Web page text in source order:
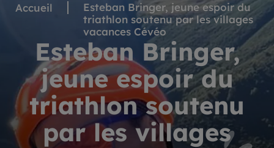
Accueil
Esteban Bringer, jeune espoir du
triathlon soutenu par les villages
vacances Cévéo
Esteban Bringer,
jeune espoir du
triathlon soutenu
par les villages